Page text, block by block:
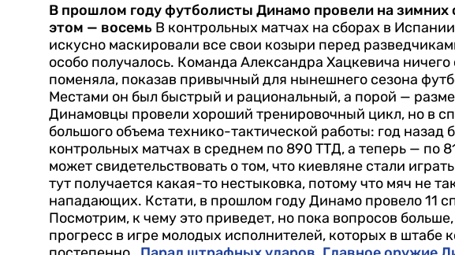
В прошлом году футболисты Динамо провели на зимних
этом — восемь В контрольных матчах на сборах в
искусно маскировали все свои козыри перед
особо получалось. Команда Александра Хацкевича ничего
поменяла, показав привычный для нынешнего сезона
Местами он был быстрый и рациональный, а порой —
Динамовцы провели хороший тренировочный цикл, но в
большого объема технико-тактической работы: год назад
контрольных матчах в среднем по 890 ТТД, а теперь — по
может свидетельствовать о том, что киевляне стали
тут получается какая-то нестыковка, потому что мяч не
нападающих. Кстати, в прошлом году Динамо провело 11
Посмотрим, к чему это приведет, но пока вопросов
прогресс в игре молодых исполнителей, которых в штабе